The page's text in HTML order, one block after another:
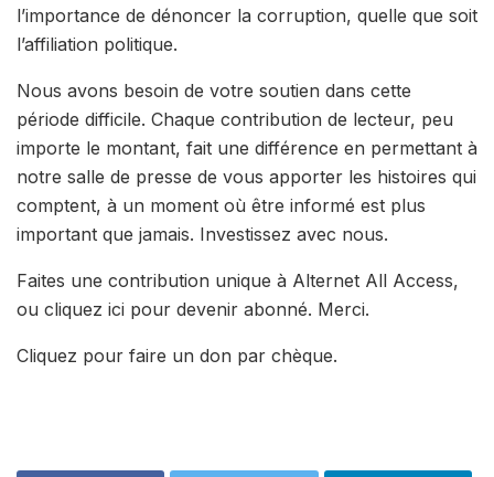
l’importance de dénoncer la corruption, quelle que soit
l’affiliation politique.
Nous avons besoin de votre soutien dans cette
période difficile. Chaque contribution de lecteur, peu
importe le montant, fait une différence en permettant à
notre salle de presse de vous apporter les histoires qui
comptent, à un moment où être informé est plus
important que jamais. Investissez avec nous.
Faites une contribution unique à Alternet All Access,
ou cliquez ici pour devenir abonné. Merci.
Cliquez pour faire un don par chèque.